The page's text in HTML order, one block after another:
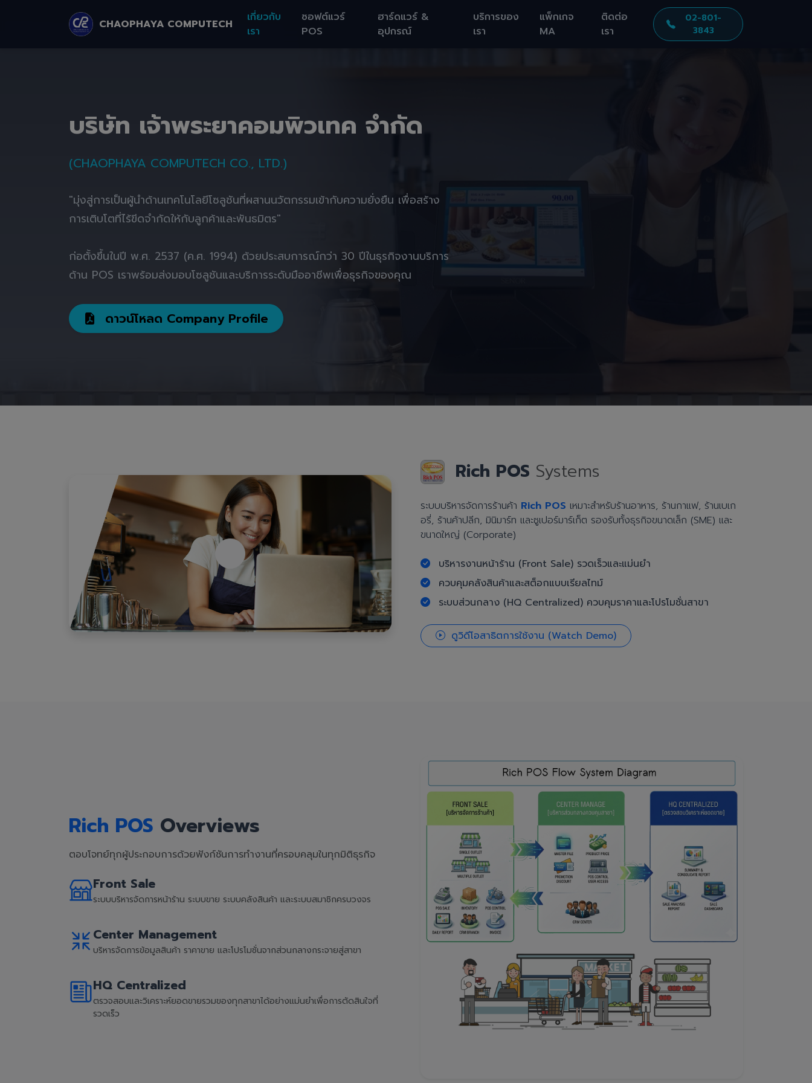
CHAOPHAYA COMPUTECH
เกี่ยวกับ
เรา
ซอฟต์แวร์
POS
ฮาร์ดแวร์ &
อุปกรณ์
บริการของ
เรา
แพ็กเกจ
MA
ติดต่อ
เรา
02-801-
3843
บริษัท เจ้าพระยาคอมพิวเทค จำกัด
(CHAOPHAYA COMPUTECH CO., LTD.)
"มุ่งสู่การเป็นผู้นำด้านเทคโนโลยีโซลูชันที่ผสานนวัตกรรมเข้ากับความยั่งยืน เพื่อสร้าง
การเติบโตที่ไร้ขีดจำกัดให้กับลูกค้าและพันธมิตร"
ก่อตั้งขึ้นในปี พ.ศ. 2537 (ค.ศ. 1994) ด้วยประสบการณ์กว่า 30 ปีในธุรกิจงานบริการ
ด้าน POS เราพร้อมส่งมอบโซลูชันและบริการระดับมืออาชีพเพื่อธุรกิจของคุณ
ดาวน์โหลด Company Profile
Rich POS Systems
ระบบบริหารจัดการร้านค้า Rich POS เหมาะสำหรับร้านอาหาร, ร้านกาแฟ, ร้านเบเก
อรี่, ร้านค้าปลีก, มินิมาร์ท และซูเปอร์มาร์เก็ต รองรับทั้งธุรกิจขนาดเล็ก (SME) และ
ขนาดใหญ่ (Corporate)
บริหารงานหน้าร้าน (Front Sale) รวดเร็วและแม่นยำ
ควบคุมคลังสินค้าและสต็อกแบบเรียลไทม์
ระบบส่วนกลาง (HQ Centralized) ควบคุมราคาและโปรโมชั่นสาขา
ดูวิดีโอสาธิตการใช้งาน (Watch Demo)
Rich POS Overviews
ตอบโจทย์ทุกผู้ประกอบการด้วยฟังก์ชันการทำงานที่ครอบคลุมในทุกมิติธุรกิจ
Front Sale
ระบบบริหารจัดการหน้าร้าน ระบบขาย ระบบคลังสินค้า และระบบสมาชิกครบวงจร
Center Management
บริหารจัดการข้อมูลสินค้า ราคาขาย และโปรโมชั่นจากส่วนกลางกระจายสู่สาขา
HQ Centralized
ตรวจสอบและวิเคราะห์ยอดขายรวมของทุกสาขาได้อย่างแม่นยำเพื่อการตัดสินใจที่
รวดเร็ว